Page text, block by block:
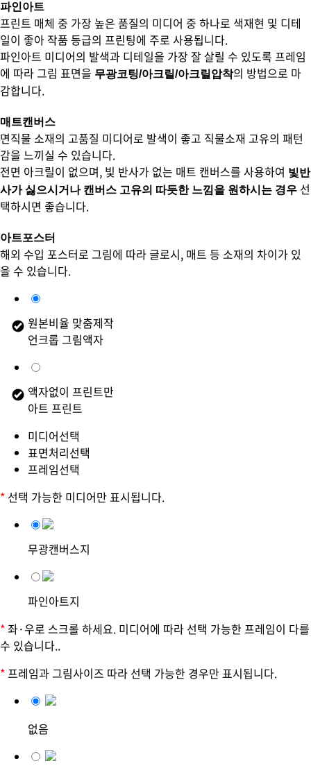
파인아트
프린트 매체 중 가장 높은 품질의 미디어 중 하나로 색재현 및 디테
일이 좋아 작품 등급의 프린팅에 주로 사용됩니다.
파인아트 미디어의 발색과 디테일을 가장 잘 살릴 수 있도록 프레임
에 따라 그림 표면을 무광코팅/아크릴/아크릴압착의 방법으로 마
감합니다.
매트캔버스
면직물 소재의 고품질 미디어로 발색이 좋고 직물소재 고유의 패턴
감을 느끼실 수 있습니다.
전면 아크릴이 없으며, 빛 반사가 없는 매트 캔버스를 사용하여 빛반
사가 싫으시거나 캔버스 고유의 따듯한 느낌을 원하시는 경우 선
택하시면 좋습니다.
아트포스터
해외 수입 포스터로 그림에 따라 글로시, 매트 등 소재의 차이가 있
을 수 있습니다.
원본비율 맞춤제작
언크롭 그림액자
액자없이 프린트만
아트 프린트
미디어선택
표면처리선택
프레임선택
* 선택 가능한 미디어만 표시됩니다.
무광캔버스지
파인아트지
*좌·우로 스크롤 하세요. 미디어에 따라 선택 가능한 프레임이 다를
수 있습니다..
*프레임과 그림사이즈 따라 선택 가능한 경우만 표시됩니다.
없음